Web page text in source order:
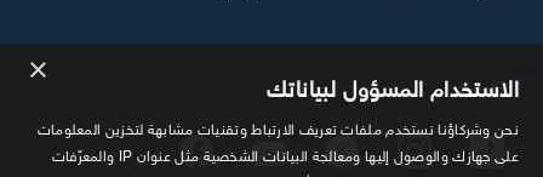
تابعنا × الاستخدام المسؤول لبياناتك
نحن وشركاؤنا نستخدم ملفات تعريف الارتباط وتقنيات مشابهة لتخزين المعلومات
على جهازك والوصول إليها ومعالجة البيانات الشخصية مثل عنوان IP والمعرّفات